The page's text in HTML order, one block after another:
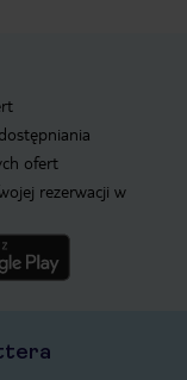
ofert
rezerwacji w